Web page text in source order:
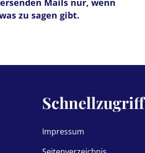
Mails nur, wenn
zu sagen gibt.
Schnellzugriff
Impressum